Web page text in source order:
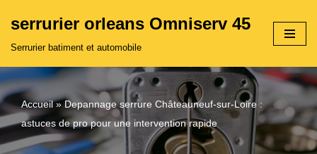
contenu
serrurier orleans Omniserv 45
Serrurier batiment et automobile
Accueil»Depannage serrure Châteauneuf-sur-Loire :
astuces de pro pour une intervention rapide